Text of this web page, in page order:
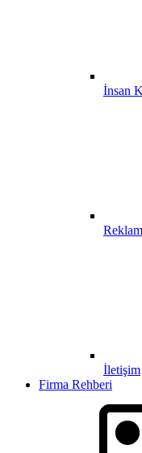
İnsan
İletişim
Firma Rehberi